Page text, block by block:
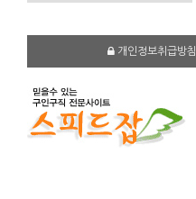
개인정보취급방침